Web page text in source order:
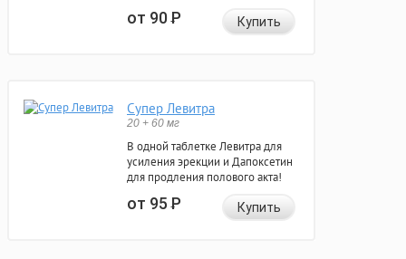
от 90Р Купить
Супер Левитра
20 + 60 мг
В одной таблетке Левитра для
усиления эрекции и Дапоксетин
для продления полового акта!
от 95Р Купить